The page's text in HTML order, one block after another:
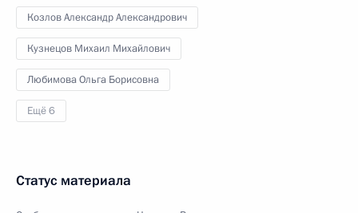
Козлов Александр Александрович
Кузнецов Михаил Михайлович
Любимова Ольга Борисовна
Ещё 6
Статус материала